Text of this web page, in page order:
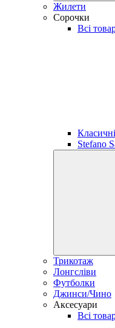
Жилети
Сорочки
Всі
Stefano
Трикотаж
Лонгсліви
Футболки
Джинси/Чино
Аксесуари
Всі